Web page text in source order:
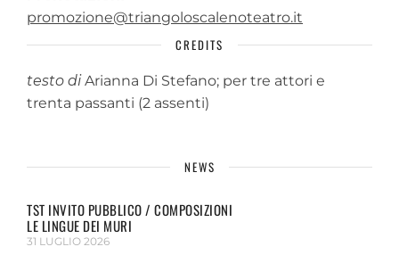
promozione@triangoloscalenoteatro.it
CREDITS
testo diArianna Di Stefano; per tre attori e
trenta passanti (2 assenti)
NEWS
TST INVITO PUBBLICO / COMPOSIZIONI
LE LINGUE DEI MURI
31 LUGLIO 2026